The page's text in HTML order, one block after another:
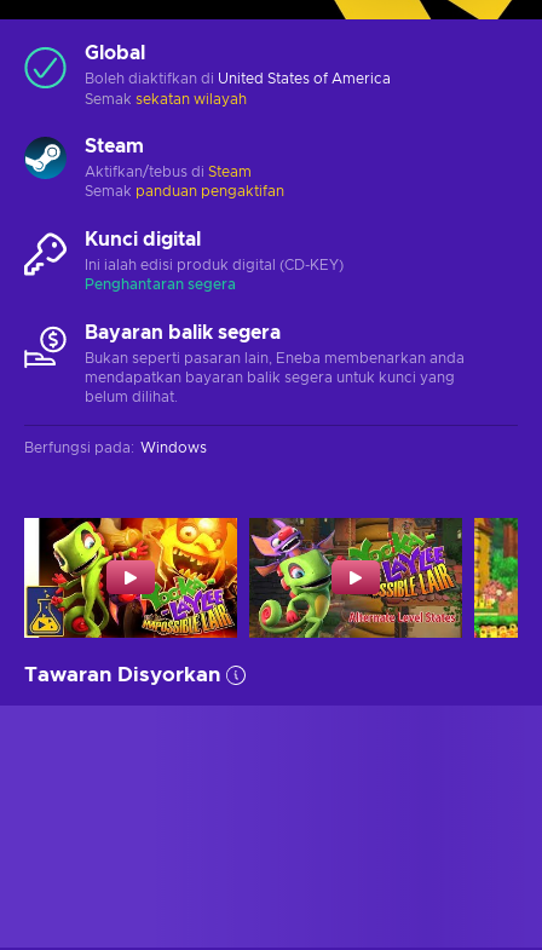
Global
Boleh diaktifkan di United States of America
Semak sekatan wilayah
Steam
Aktifkan/tebus di Steam
Semak panduan pengaktifan
Kunci digital
Ini ialah edisi produk digital (CD-KEY)
Penghantaran segera
Bayaran balik segera
Bukan seperti pasaran lain, Eneba membenarkan anda
mendapatkan bayaran balik segera untuk kunci yang
belum dilihat.
Berfungsi pada: Windows
Tawaran Disyorkan